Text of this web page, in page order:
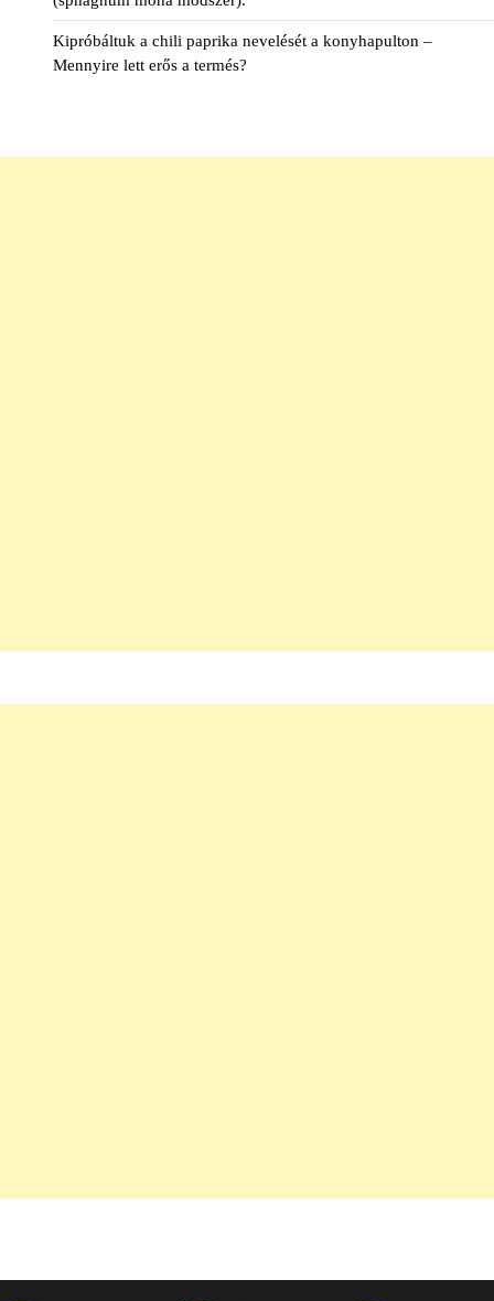
Kipróbáltuk a chili paprika nevelését a konyhapulton –
Mennyire lett erős a termés?